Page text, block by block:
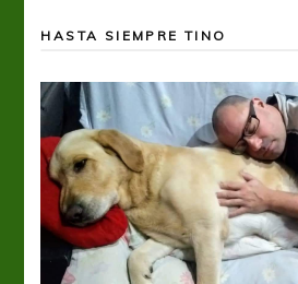
HASTA SIEMPRE TINO